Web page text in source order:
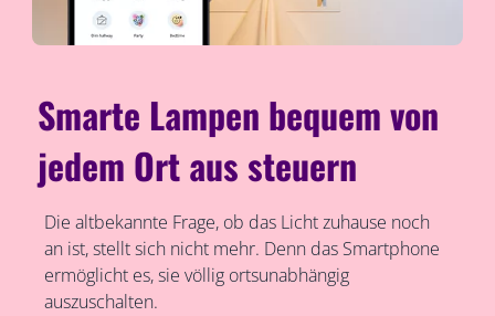
Smarte Lampen bequem von
jedem Ort aus steuern
Die altbekannte Frage, ob das Licht zuhause noch
an ist, stellt sich nicht mehr. Denn das Smartphone
ermöglicht es, sie völlig ortsunabhängig
auszuschalten.